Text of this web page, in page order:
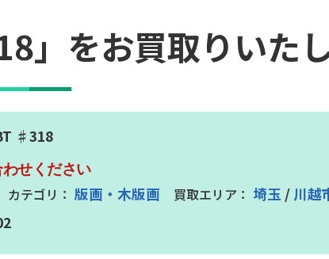
をお買取りいたし
♯318
せください
版画・木版画 埼玉 / 川越